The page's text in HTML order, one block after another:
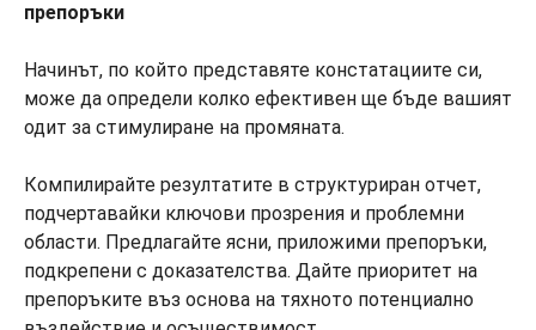
препоръки
Начинът, по който представяте констатациите си,
може да определи колко ефективен ще бъде вашият
одит за стимулиране на промяната.
Компилирайте резултатите в структуриран отчет,
подчертавайки ключови прозрения и проблемни
области. Предлагайте ясни, приложими препоръки,
подкрепени с доказателства. Дайте приоритет на
препоръките въз основа на тяхното потенциално